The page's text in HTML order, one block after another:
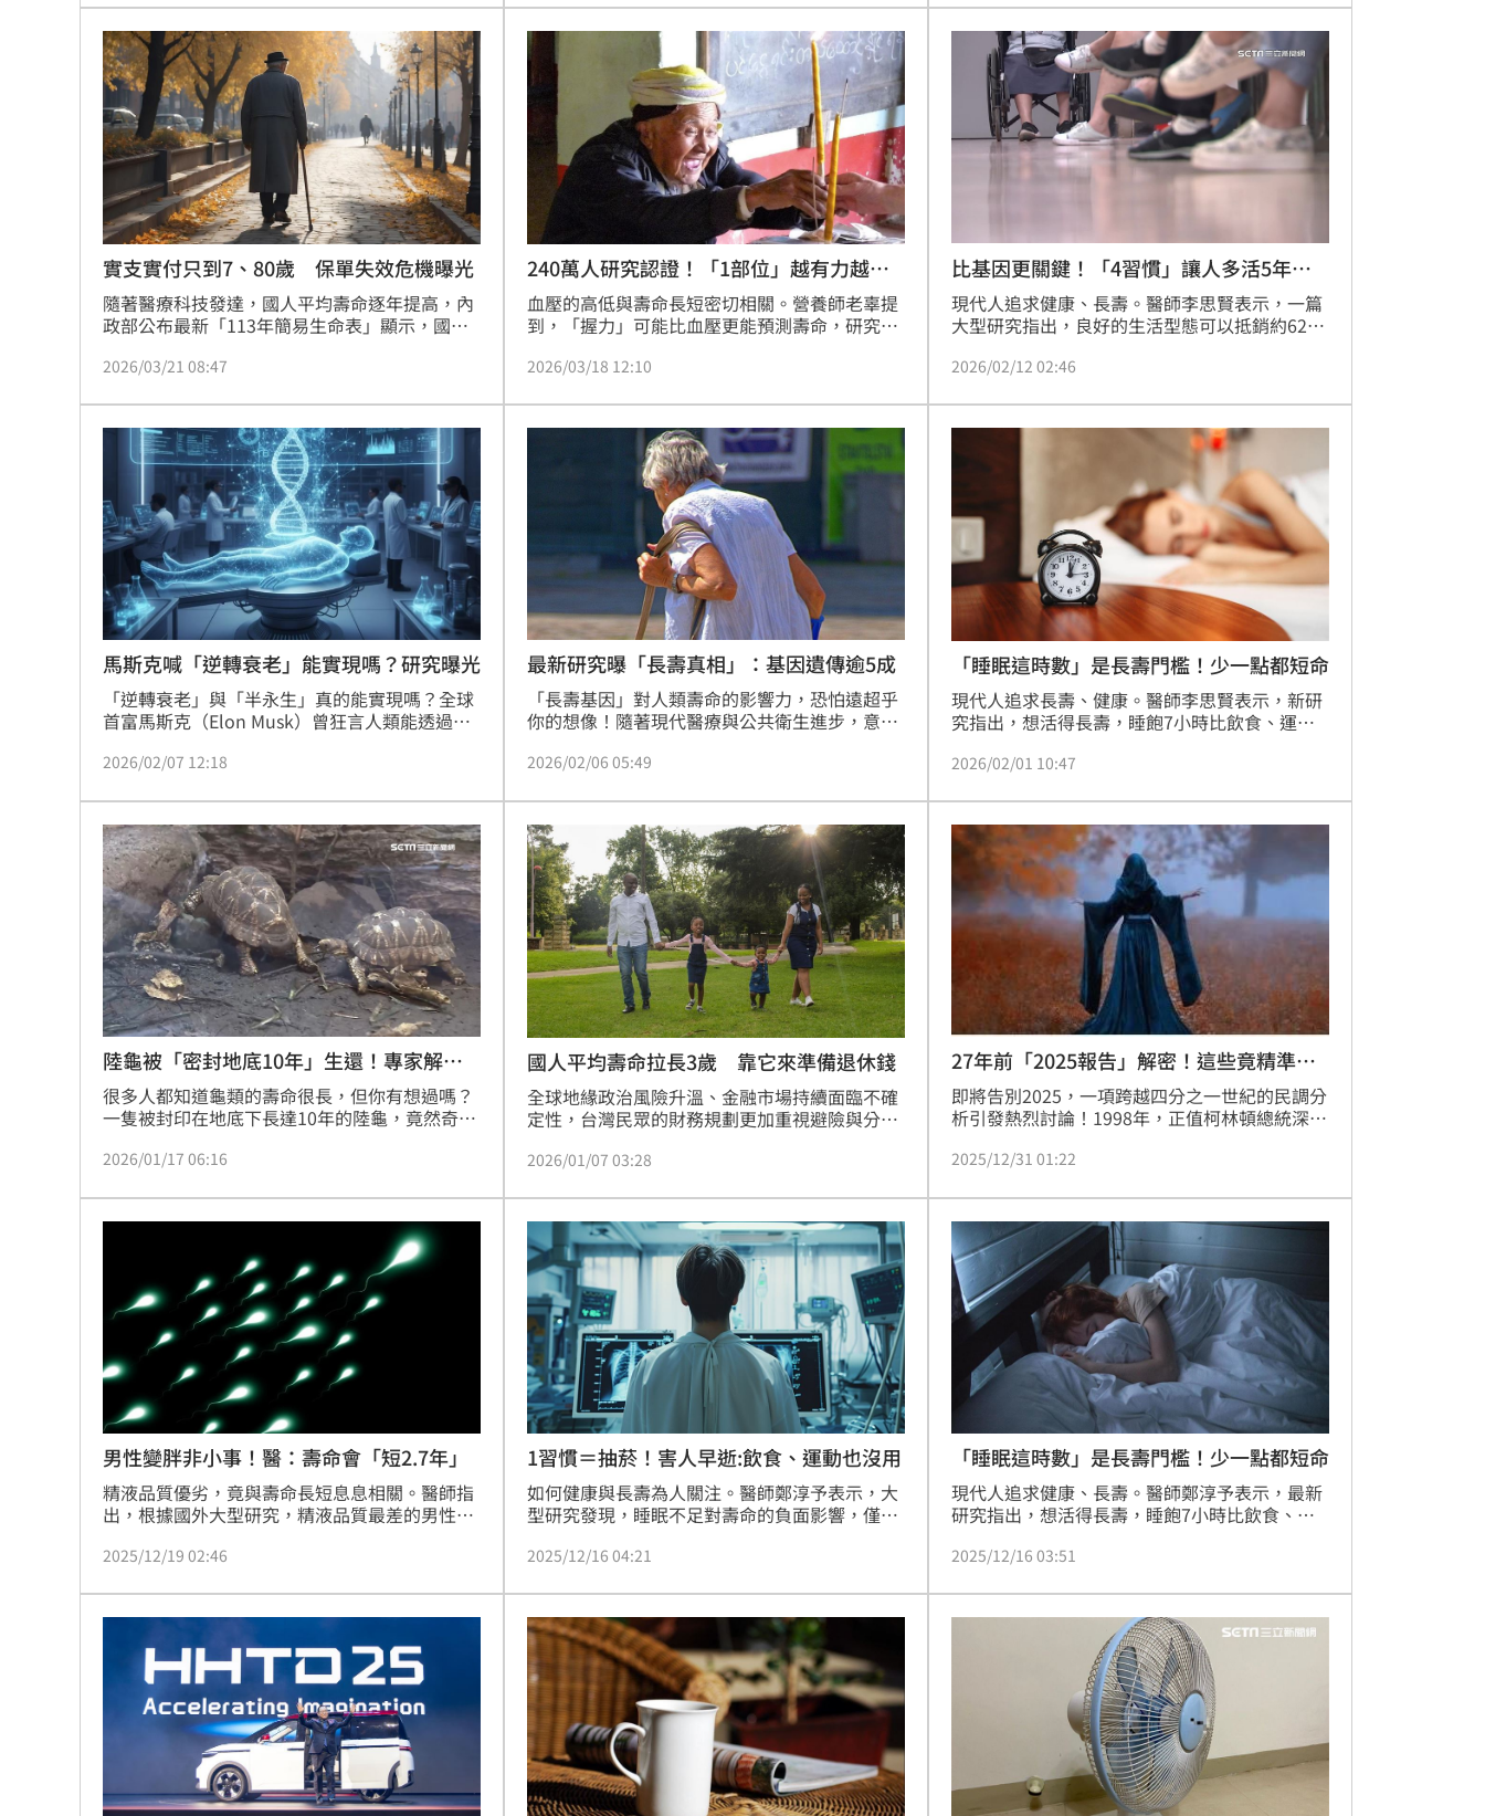
這句「朱門酒肉臭，路有凍死骨」並非文學修
辭，而是他親眼目睹的殘酷現實。當才華橫溢的
官宦後裔都保不住孩子，古人的苦，究竟是何種
深不見底的絕望？（記者唐家興）
年肥胖。
實支實付只到7、80歲 保單失效危機曝光
隨著醫療科技發達，國人平均壽命逐年提高，內
政部公布最新「113年簡易生命表」顯示，國人
之《國民醫療保健支出統計》，也觀察到國人平
正處於長壽與高醫療支出的雙重壓力。富邦人壽
提醒，市面上多數實支實付保險商品的保障上限
只有75或80歲，當國人餘命逐年提高的狀況下，
民眾需格外留意實支實付商品所保障的年齡範
圍，有充分準備才能迎戰未來風險。
2026/03/21 08:47
240萬人研究認證！「1部位」越有力越長
壽
血壓的高低與壽命長短密切相關。營養師老辜提
到，「握力」可能比血壓更能預測壽命，研究顯
態與神經系統功能，而握力較低的人，與全因死
有關。
2026/03/18 12:10
比基因更關鍵！「4習慣」讓人多活5年以
上
現代人追求健康、長壽。醫師李思賢表示，一篇
大型研究指出，良好的生活型態可以抵銷約62%
高比例的短壽基因，只要維持良好的生活習慣，
活習慣差的人，多活5.22年。研究並歸納出了最
核心的行為組合，包括從不吸菸、規律運動、充
2026/02/12 02:46
馬斯克喊「逆轉衰老」能實現嗎？研究曝光
「逆轉衰老」與「半永生」真的能實現嗎？全球
首富馬斯克（Elon Musk）曾狂言人類能透過修
再次強調：「逆轉衰老觸手可及」，引發各界譁
發布重磅研究，證實人類壽命受基因控制的程度
遠超想像，這項發現不僅為馬斯克的預言背書，
更讓人類與「長生不老」的距離縮短到僅剩一線
之隔。（記者唐家興）
2026/02/07 12:18
最新研究曝「長壽真相」：基因遺傳逾5成
「長壽基因」對人類壽命的影響力，恐怕遠超乎
你的想像！隨著現代醫療與公共衛生進步，意外
頂尖期刊的最新研究震撼發現，在排除外在干擾
高達50%以上，徹底顛覆過去「後天養生大於先
天遺傳」的傳統認知。（記者唐家興）
2026/02/06 05:49
「睡眠這時數」是長壽門檻！少一點都短命
現代人追求長壽、健康。醫師李思賢表示，新研
究指出，想活得長壽，睡飽7小時比飲食、運動
抽菸。「因此，我在診間常發現，某些患者即便
期忽視夜間睡眠品質，生理機能的修復效率依然
大打折扣。」
2026/02/01 10:47
陸龜被「密封地底10年」生還！專家解釋
了
很多人都知道龜類的壽命很長，但你有想過嗎？
一隻被封印在地底下長達10年的陸龜，竟然奇蹟
件不僅讓人感到不可思議，也對陸龜過去10年的
2026/01/17 06:16
國人平均壽命拉長3歲 靠它來準備退休錢
全球地緣政治風險升溫、金融市場持續面臨不確
定性，台灣民眾的財務規劃更加重視避險與分散
為滿足民眾建構多幣別資產布局，並能兼顧保
保美元利率變動型終身壽險(定期給付型)」，協
助民眾在多變的市場中建立更具韌性的財務配
置。
2026/01/07 03:28
27年前「2025報告」解密！這些竟精準命
中
即將告別2025，一項跨越四分之一世紀的民調分
析引發熱烈討論！1998年，正值柯林頓總統深陷
蓋洛普（Gallup）與《今日美國》曾對千餘名受
什麼模樣？」如今看來，某些預言竟精準命中。
2025/12/31 01:22
男性變胖非小事！醫：壽命會「短2.7年」
精液品質優劣，竟與壽命長短息息相關。醫師指
出，根據國外大型研究，精液品質最差的男性，
示生殖能力和整體健康有密切關聯，而肥胖往往
2025/12/19 02:46
1習慣＝抽菸！害人早逝:飲食、運動也沒用
如何健康與長壽為人關注。醫師鄭淳予表示，大
型研究發現，睡眠不足對壽命的負面影響，僅次
示，即使一個人認真控制飲食、勤跑健身房，但
人。
2025/12/16 04:21
「睡眠這時數」是長壽門檻！少一點都短命
現代人追求健康、長壽。醫師鄭淳予表示，最新
研究指出，想活得長壽，睡飽7小時比飲食、運
於抽菸。「這意味，即使人拚命飲控、勤跑健身
的人。」
2025/12/16 03:51